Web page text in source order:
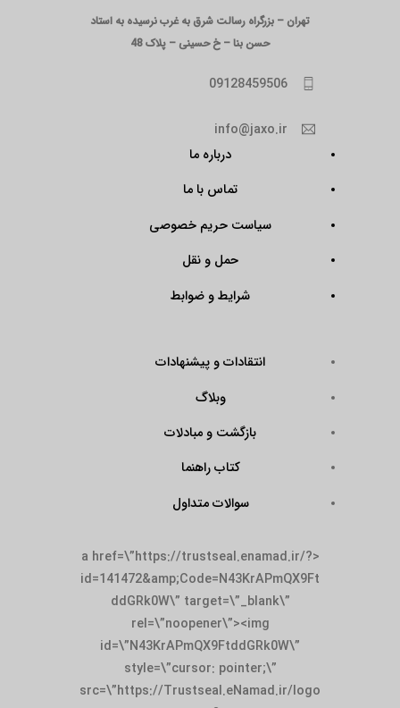
تهران – بزرگراه رسالت شرق به غرب نرسیده به استاد
حسن بنا – خ حسینی – پلاک 48
09128459506
info@jaxo.ir
درباره ما
تماس با ما
سیاست حریم خصوصی
حمل و نقل
شرایط و ضوابط
انتقادات و پیشنهادات
وبلاگ
بازگشت و مبادلات
کتاب راهنما
سوالات متداول
<a href=\”https://trustseal.enamad.ir/?
id=141472&amp;Code=N43KrAPmQX9Ft
ddGRk0W\” target=\”_blank\”
rel=\”noopener\”><img
id=\”N43KrAPmQX9FtddGRk0W\”
style=\”cursor: pointer;\”
src=\”https://Trustseal.eNamad.ir/logo